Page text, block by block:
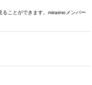
ことができます。miraimoメンバー